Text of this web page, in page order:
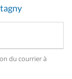
du courrier à